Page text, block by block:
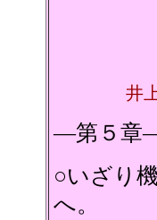
井
―第５章
○いざり
へ。